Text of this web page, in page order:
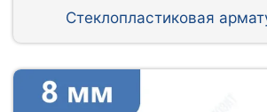
Стеклопластиковая